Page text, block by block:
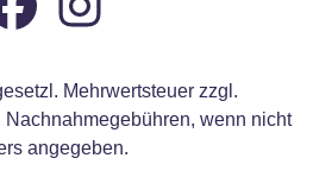
Mehrwertsteuer zzgl.
Nachnahmegebühren, wenn nicht
angegeben.